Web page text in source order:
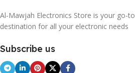
Al-Mawjah Electronics Store is your go-to
destination for all your electronic needs
Subscribe us